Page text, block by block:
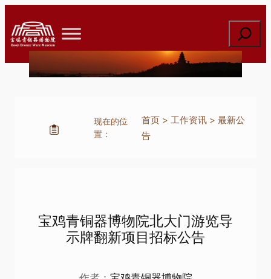
至
内
索
现在的位
置：
首页> 工作资讯> 最新公
告
宝鸡青铜器博物院北大门游览导
示牌翻新项目招标公告